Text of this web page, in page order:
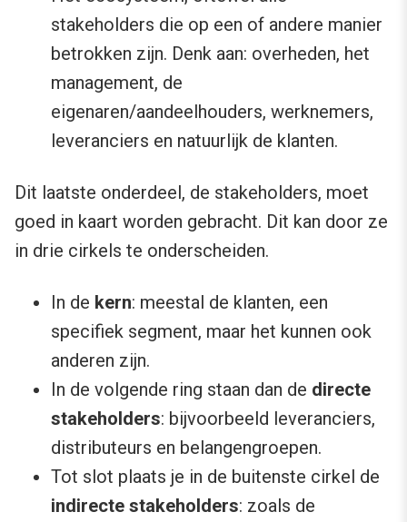
stakeholders die op een of andere manier
betrokken zijn. Denk aan: overheden, het
management, de
eigenaren/aandeelhouders, werknemers,
leveranciers en natuurlijk de klanten.
Dit laatste onderdeel, de stakeholders, moet
goed in kaart worden gebracht. Dit kan door ze
in drie cirkels te onderscheiden.
In de kern: meestal de klanten, een
specifiek segment, maar het kunnen ook
anderen zijn.
In de volgende ring staan dan de directe
stakeholders: bijvoorbeeld leveranciers,
distributeurs en belangengroepen.
Tot slot plaats je in de buitenste cirkel de
indirecte stakeholders: zoals de